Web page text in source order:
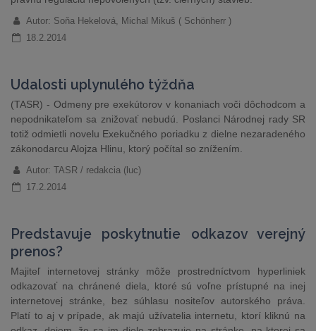
Autor: Soňa Hekelová, Michal Mikuš ( Schönherr )
18.2.2014
Udalosti uplynulého týždňa
(TASR) - Odmeny pre exekútorov v konaniach voči dôchodcom a
nepodnikateľom sa znižovať nebudú. Poslanci Národnej rady SR
totiž odmietli novelu Exekučného poriadku z dielne nezaradeného
zákonodarcu Alojza Hlinu, ktorý počítal so znížením.
Autor: TASR / redakcia (luc)
17.2.2014
Predstavuje poskytnutie odkazov verejný
prenos?
Majiteľ internetovej stránky môže prostredníctvom hyperliniek
odkazovať na chránené diela, ktoré sú voľne prístupné na inej
internetovej stránke, bez súhlasu nositeľov autorského práva.
Platí to aj v prípade, ak majú užívatelia internetu, ktorí kliknú na